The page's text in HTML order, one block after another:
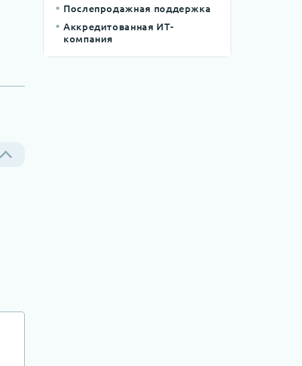
Послепродажная поддержка
Аккредитованная ИТ-
компания